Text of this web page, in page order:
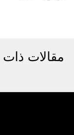
مقالات